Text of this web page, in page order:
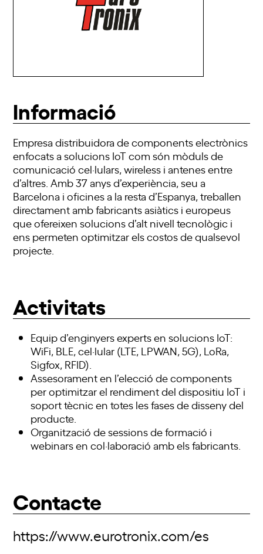
Informació
Empresa distribuidora de components electrònics
enfocats a solucions IoT com són mòduls de
comunicació cel·lulars, wireless i antenes entre
d’altres. Amb 37 anys d’experiència, seu a
Barcelona i oficines a la resta d’Espanya, treballen
directament amb fabricants asiàtics i europeus
que ofereixen solucions d’alt nivell tecnològic i
ens permeten optimitzar els costos de qualsevol
projecte.
Activitats
Equip d’enginyers experts en solucions IoT:
WiFi, BLE, cel·lular (LTE, LPWAN, 5G), LoRa,
Sigfox, RFID).
Assesorament en l’elecció de components
per optimitzar el rendiment del dispositiu IoT i
soport tècnic en totes les fases de disseny del
producte.
Organització de sessions de formació i
webinars en col·laboració amb els fabricants.
Contacte
https://www.eurotronix.com/es